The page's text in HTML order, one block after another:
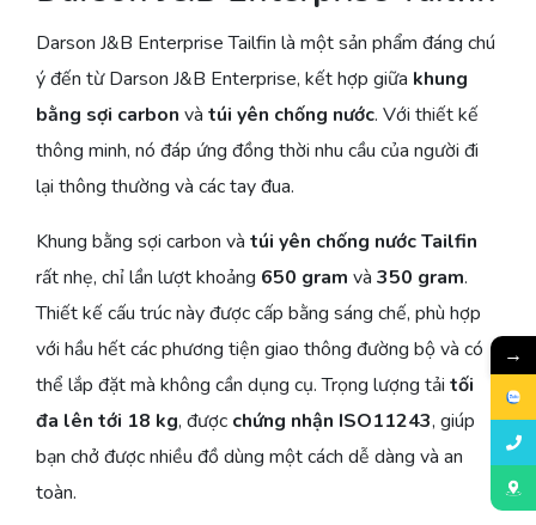
Darson J&B Enterprise Tailfin là một sản phẩm đáng chú
ý đến từ Darson J&B Enterprise, kết hợp giữa khung
bằng sợi carbon và túi yên chống nước. Với thiết kế
thông minh, nó đáp ứng đồng thời nhu cầu của người đi
lại thông thường và các tay đua.
Khung bằng sợi carbon và túi yên chống nước Tailfin
rất nhẹ, chỉ lần lượt khoảng 650 gram và 350 gram.
Thiết kế cấu trúc này được cấp bằng sáng chế, phù hợp
với hầu hết các phương tiện giao thông đường bộ và có
thể lắp đặt mà không cần dụng cụ. Trọng lượng tải tối
đa lên tới 18 kg, được chứng nhận ISO11243, giúp
bạn chở được nhiều đồ dùng một cách dễ dàng và an
toàn.
→